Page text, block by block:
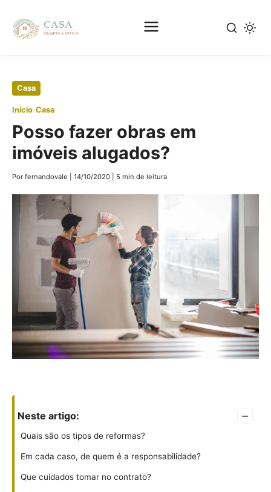
Pular
conteúdo
principal
Casa
Início›Casa
Posso fazer obras em
imóveis alugados?
Por fernandovale 14/10/2020 5 min de leitura
Neste artigo: –
Quais são os tipos de reformas?
Em cada caso, de quem é a responsabilidade?
Que cuidados tomar no contrato?